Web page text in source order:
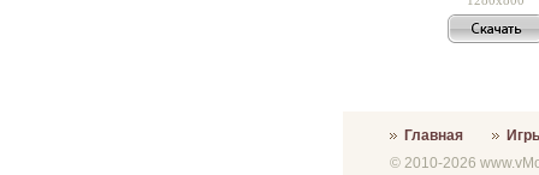
Главная
© 2010-2026